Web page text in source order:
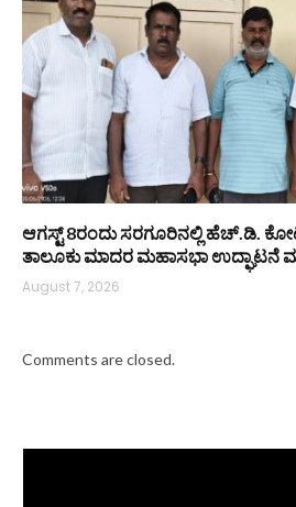
ಆಗಸ್ಟ್ 8ರಂದು ಸರಗೂರಿನಲ್ಲಿ ಹೆಚ್.ಡಿ.
ತಾಲೂಕು ಮಾದರ ಮಹಾಸಭಾ ಉದ್ಘಾಟನೆ
August 7, 2026
Comments are closed.